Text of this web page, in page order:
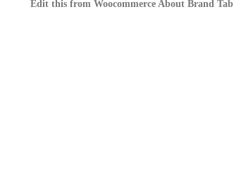
Edit this from Woocommerce About Brand Tab